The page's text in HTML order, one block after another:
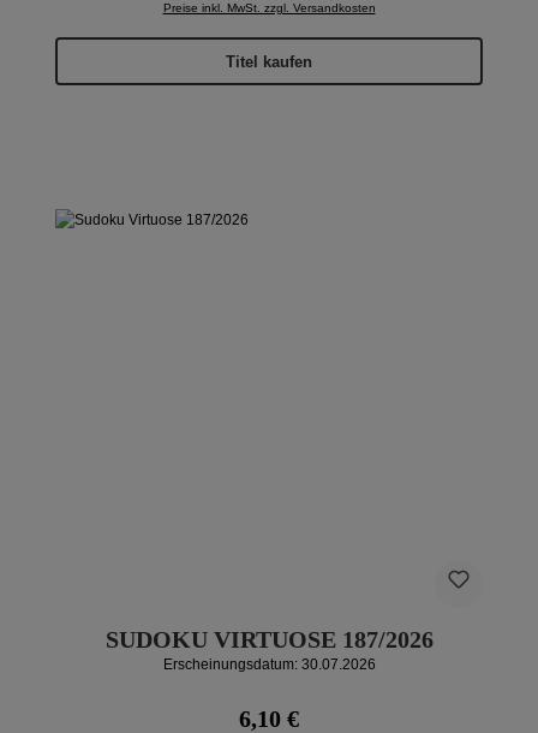
Preise inkl. MwSt. zzgl. Versandkosten
Titel kaufen
SUDOKU VIRTUOSE 187/2026
Erscheinungsdatum: 30.07.2026
Regulärer Preis:
6,10 €